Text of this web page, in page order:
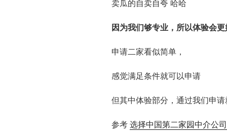
卖瓜的自卖自夸 哈哈
因为我们够专业，所以体验会更
申请二家看似简单，
感觉满足条件就可以申请
但其中体验部分，通过我们申
参考选择中国第二家园中介公